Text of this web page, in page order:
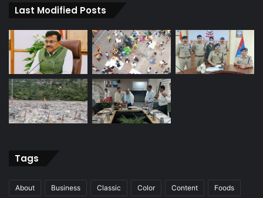
Last Modified Posts
Tags
About Business Classic Color Content Foods